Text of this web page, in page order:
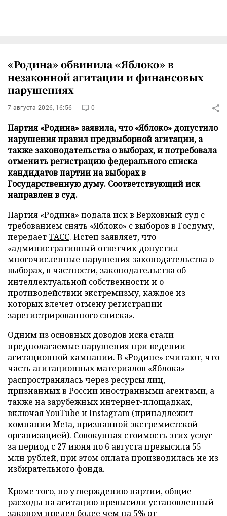
«Родина» обвинила «Яблоко» в
незаконной агитации и финансовых
нарушениях
7 августа 2026, 16:56 0
Партия «Родина» заявила, что «Яблоко» допустило
нарушения правил предвыборной агитации, а
также законодательства о выборах, и потребовала
отменить регистрацию федерального списка
кандидатов партии на выборах в
Государственную думу. Соответствующий иск
направлен в суд.
Партия «Родина» подала иск в Верховный суд с
требованием снять «Яблоко» с выборов в Госдуму,
передаетТАСС. Истец заявляет, что
«административный ответчик допустил
многочисленные нарушения законодательства о
выборах, в частности, законодательства об
интеллектуальной собственности и о
противодействии экстремизму, каждое из
которых влечет отмену регистрации
зарегистрированного списка».
Одним из основных доводов иска стали
предполагаемые нарушения при ведении
агитационной кампании. В «Родине» считают, что
часть агитационных материалов «Яблока»
распространялась через ресурсы лиц,
признанных в России иностранными агентами, а
также на зарубежных интернет-площадках,
включая YouTube и Instagram (принадлежит
компании Meta, признанной экстремистской
организацией). Совокупная стоимость этих услуг
за период с 27 июня по 6 августа превысила 55
млн рублей, при этом оплата производилась не из
избирательного фонда.
Кроме того, по утверждению партии, общие
расходы на агитацию превысили установленный
законом предел более чем на 5% от